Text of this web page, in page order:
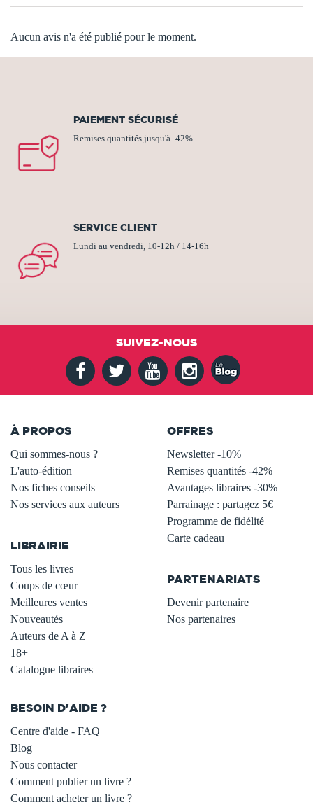
Aucun avis n'a été publié pour le moment.
PAIEMENT SÉCURISÉ
Remises quantités jusqu'à -42%
SERVICE CLIENT
Lundi au vendredi, 10-12h / 14-16h
SUIVEZ-NOUS
À PROPOS
Qui sommes-nous ?
L'auto-édition
Nos fiches conseils
Nos services aux auteurs
LIBRAIRIE
Tous les livres
Coups de cœur
Meilleures ventes
Nouveautés
Auteurs de A à Z
18+
Catalogue libraires
OFFRES
Newsletter -10%
Remises quantités -42%
Avantages libraires -30%
Parrainage : partagez 5€
Programme de fidélité
Carte cadeau
PARTENARIATS
Devenir partenaire
Nos partenaires
BESOIN D'AIDE ?
Centre d'aide - FAQ
Blog
Nous contacter
Comment publier un livre ?
Comment acheter un livre ?